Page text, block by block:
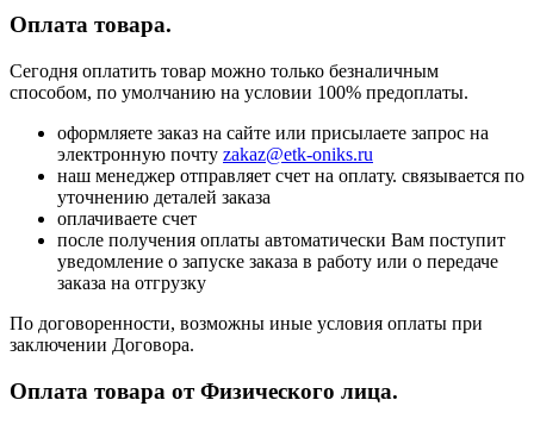
Оплата товара.
Сегодня оплатить товар можно только безналичным
способом, по умолчанию на условии 100% предоплаты.
оформляете заказ на сайте или присылаете запрос на
электронную почту zakaz@etk-oniks.ru
наш менеджер отправляет счет на оплату. связывается по
уточнению деталей заказа
оплачиваете счет
после получения оплаты автоматически Вам поступит
уведомление о запуске заказа в работу или о передаче
заказа на отгрузку
По договоренности, возможны иные условия оплаты при
заключении Договора.
Оплата товара от Физического лица.